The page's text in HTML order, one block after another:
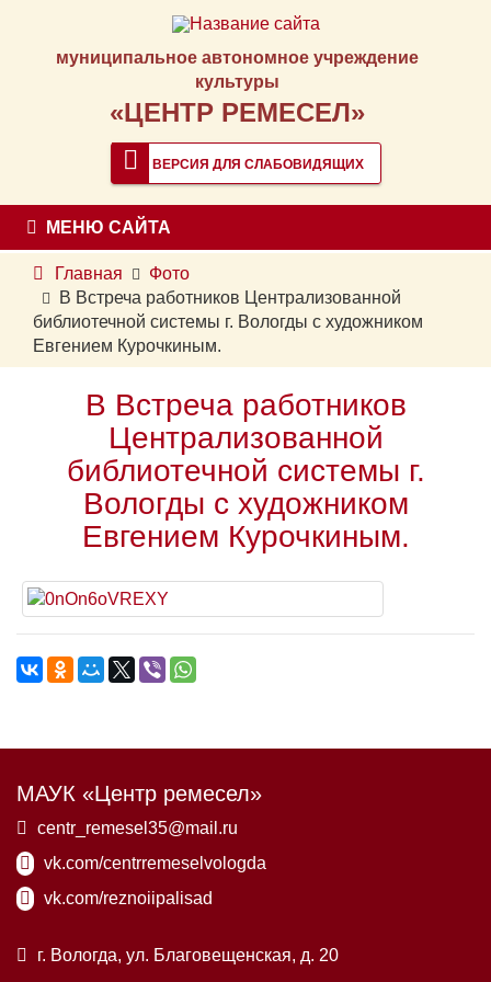
муниципальное автономное учреждение
культуры
«ЦЕНТР РЕМЕСЕЛ»
ВЕРСИЯ ДЛЯ СЛАБОВИДЯЩИХ
МЕНЮ САЙТА
Главная
Фото
В Встреча работников Централизованной
библиотечной системы г. Вологды с художником
Евгением Курочкиным.
В Встреча работников
Централизованной
библиотечной системы г.
Вологды с художником
Евгением Курочкиным.
МАУК «Центр ремесел»
centr_remesel35@mail.ru
vk.com/centrremeselvologda
vk.com/reznoiipalisad
г. Вологда, ул. Благовещенская, д. 20